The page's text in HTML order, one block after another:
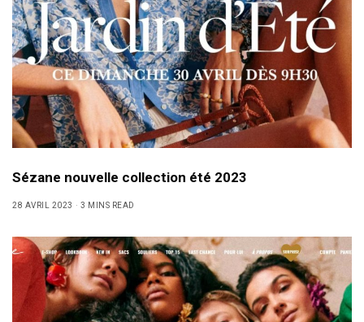
Sézane nouvelle collection été 2023
28 AVRIL 2023 3 MINS READ